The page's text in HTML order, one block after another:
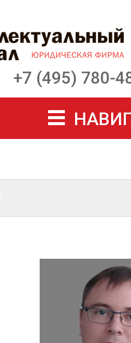
+7 (495) 780-